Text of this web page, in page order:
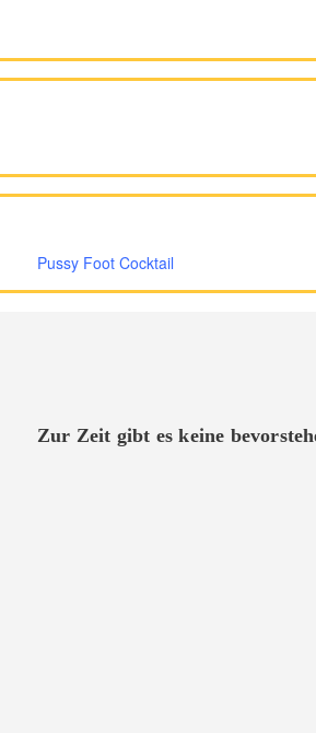
Pussy Foot Cocktail
Zur Zeit gibt es keine